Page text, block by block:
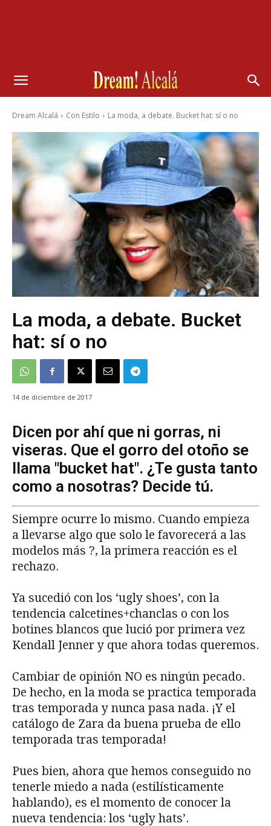
Dream Alcalá Con Estilo La moda, a debate. Bucket hat: sí o no
La moda, a debate. Bucket
hat: sí o no
14 de diciembre de 2017
Dicen por ahí que ni gorras, ni
viseras. Que el gorro del otoño se
llama "bucket hat". ¿Te gusta tanto
como a nosotras? Decide tú.
Siempre ocurre lo mismo. Cuando empieza
a llevarse algo que solo le favorecerá a las
modelos más ?, la primera reacción es el
rechazo.
Ya sucedió con los ‘ugly shoes’, con la
tendencia calcetines+chanclas o con los
botines blancos que lució por primera vez
Kendall Jenner y que ahora todas queremos.
Cambiar de opinión NO es ningún pecado.
De hecho, en la moda se practica temporada
tras temporada y nunca pasa nada. ¡Y el
catálogo de Zara da buena prueba de ello
temporada tras temporada!
Pues bien, ahora que hemos conseguido no
tenerle miedo a nada (estilísticamente
hablando), es el momento de conocer la
nueva tendencia: los ‘ugly hats’.